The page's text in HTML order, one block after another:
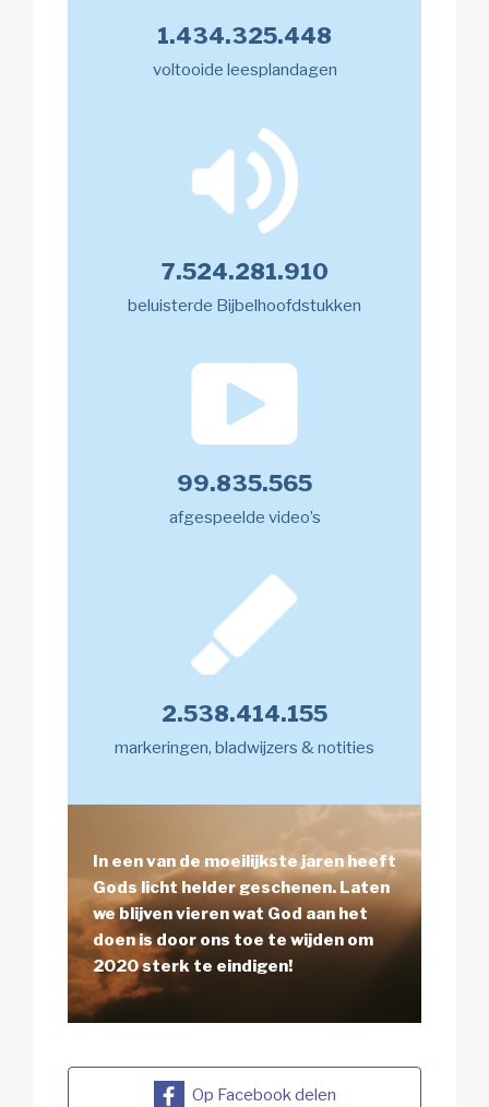
1.434.325.448
voltooide leesplandagen
7.524.281.910
beluisterde Bijbelhoofdstukken
99.835.565
afgespeelde video’s
2.538.414.155
markeringen, bladwijzers & notities
In een van de moeilijkste jaren heeft
Gods licht helder geschenen. Laten
we blijven vieren wat God aan het
doen is door ons toe te wijden om
2020 sterk te eindigen!
Op Facebook delen